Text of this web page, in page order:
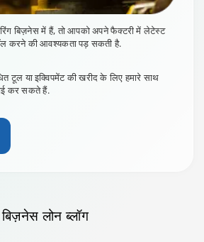
बिज़नेस में हैं, तो आपको अपने फैक्टरी में लेटेस्ट
करने की आवश्यकता पड़ सकती है.
टूल या इक्विपमेंट की खरीद के लिए हमारे साथ
कर सकते हैं.
बिज़नेस लोनब्लॉग